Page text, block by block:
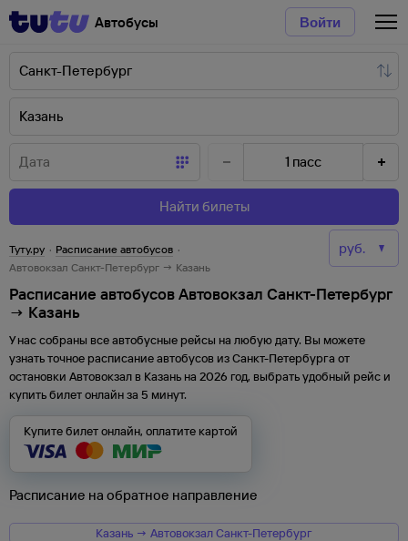
Автобусы Войти
1 пасс
Найти билеты
Туту.ру · Расписание автобусов ·
Автовокзал Санкт-Петербург → Казань
Расписание автобусов Автовокзал Санкт-Петербург
→ Казань
У нас собраны все автобусные рейсы на любую дату. Вы можете
узнать точное расписание автобусов изСанкт-Петербурга от
остановки Автовокзал в Казань на 2026 год, выбрать удобный рейс и
купить билет онлайн за 5 минут.
Купите билет онлайн, оплатите картой
Расписание на обратное направление
Казань → Автовокзал Санкт-Петербург